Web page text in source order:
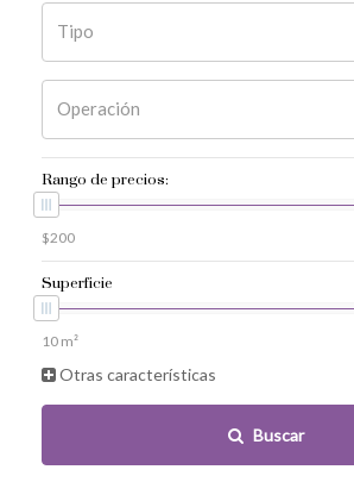
Tipo
Operación
Rango de precios:
Superficie
Otras características
Buscar